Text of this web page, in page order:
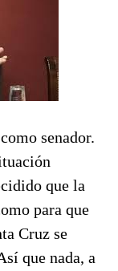
senador.
que la
para que
Cruz se
que nada, a